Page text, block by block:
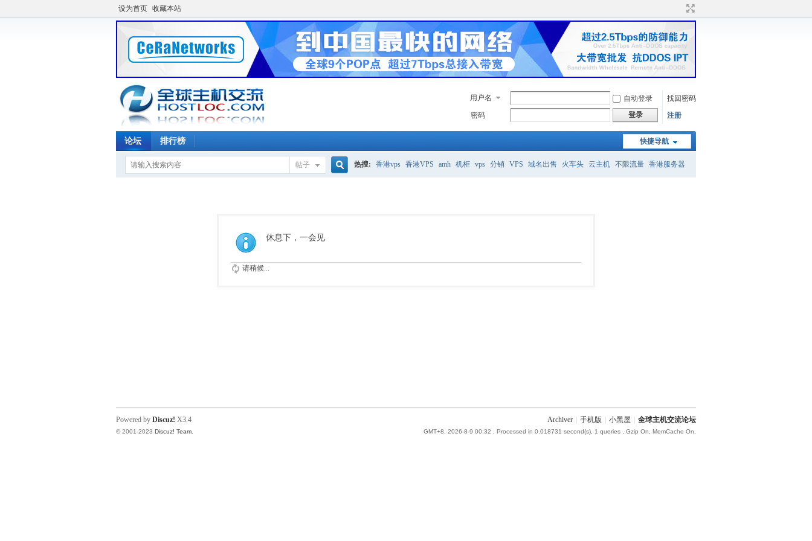
设为首页 收藏本站
用户名 自动登录
找回密码
密码
登录 注册
快捷导航
论坛 排行榜
帖子 热搜: 香港vps 香港VPS amh 机柜 vps 分销 VPS 域名出售 火车头 云主机 不限流量 香港服务器
休息下，一会见
请稍候...
Archiver 手机版 小黑屋 全球主机交流论坛
GMT+8, 2026-8-9 00:32 , Processed in 0.018731 second(s), 1 queries , Gzip On, MemCache On.
Powered by Discuz! X3.4
© 2001-2023 Discuz! Team